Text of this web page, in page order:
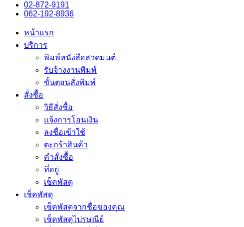
02-872-9191
062-192-8936
หน้าแรก
บริการ
พิมพ์หนังสือสวดมนต์
รับจ้างงานพิมพ์
ขั้นตอนสั่งพิมพ์
สั่งซื้อ
วิธีสั่งซื้อ
แจ้งการโอนเงิน
ลงชื่อเข้าใช้
ตะกร้าสินค้า
คำสั่งซื้อ
ที่อยู่
เช็คพัสดุ
เช็คพัสดุ
เช็คพัสดุจากชื่อของคุณ
เช็คพัสดุไปรษณีย์